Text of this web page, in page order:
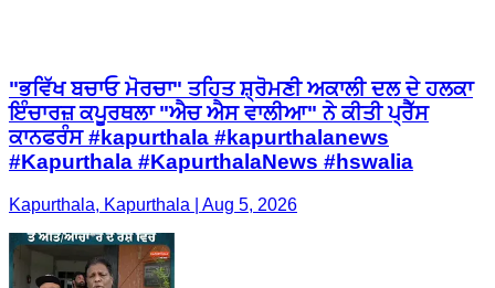
"ਭਵਿੱਖ ਬਚਾਓ ਮੋਰਚਾ" ਤਹਿਤ ਸ਼੍ਰੋਮਣੀ ਅਕਾਲੀ ਦਲ ਦੇ ਹਲਕਾ
ਇੰਚਾਰਜ਼ ਕਪੂਰਥਲਾ "ਐਚ ਐਸ ਵਾਲੀਆ" ਨੇ ਕੀਤੀ ਪ੍ਰੈੱਸ
ਕਾਨਫਰੰਸ #kapurthala #kapurthalanews
#Kapurthala #KapurthalaNews #hswalia
Kapurthala, Kapurthala | Aug 5, 2026